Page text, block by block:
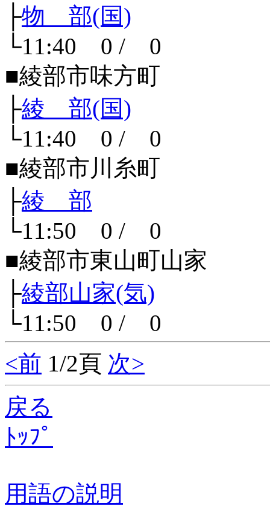
├物 部(国)
└11:40 0 / 0
■綾部市味方町
├綾 部(国)
└11:40 0 / 0
■綾部市川糸町
├綾 部
└11:50 0 / 0
■綾部市東山町山家
├綾部山家(気)
└11:50 0 / 0
<前 1/2頁 次>
戻る
ﾄｯﾌﾟ
用語の説明